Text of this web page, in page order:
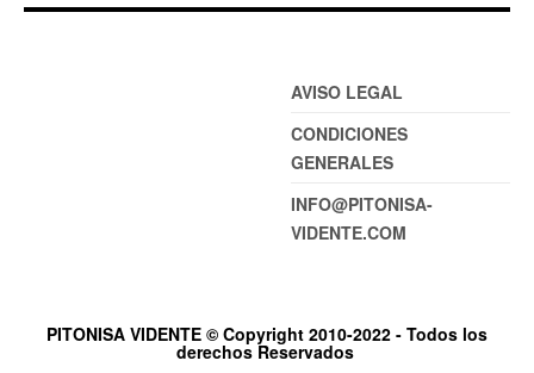
AVISO LEGAL
CONDICIONES
GENERALES
INFO@PITONISA-
VIDENTE.COM
PITONISA VIDENTE © Copyright 2010-2022 - Todos los
derechos Reservados